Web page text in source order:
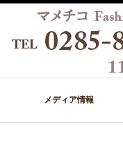
メディア情報